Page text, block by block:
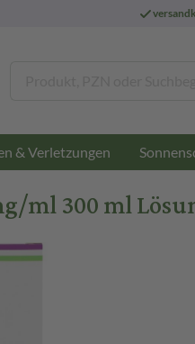
& Verletzungen
ml 300 ml